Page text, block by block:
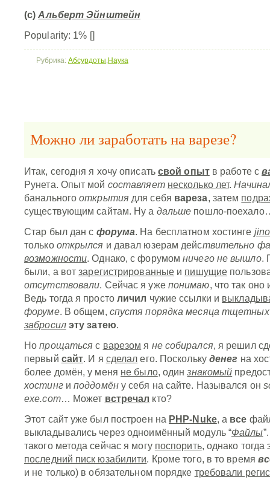
(с) Альберт Эйнштейн
Popularity: 1% []
Рубрика: Абсурдоты,Наука
Можно ли заработать на варезе?
Итак, сегодня я хочу описать свой опытв работе с
Рунета. Опыт мой составляет несколько лет.
банальногооткрытиядля себя вареза, затем
существующим сайтам. Ну а дальше пошло-
Стар был дан с форума. На бесплатном хостинге
только открылся и давал юзерам действительно
возможности. Однако, с форумомничего не вышло.
были, а вотзарегистрированные и пишущие
отсутствовали. Сейчас я уже понимаю, что так оно
Ведь тогда я просто личил чужие ссылки и
форуме. В общем, спустя порядка месяца
забросил эту затею.
Нопрощаться с варезом я не собирался, я решил
первый сайт. И я сделал его. Поскольку денег на
более домён, у меня не было, одинзнакомый
хостингиподдомёну себя на сайте. Назывался он
exe.com… Может встречал кто?
Этот сайт уже был построен на PHP-Nuke, а все
выкладывались через одноимённый модуль “Файлы
такого метода сейчас я могу поспорить, однако тогда
последний писк юзабилити. Кроме того, в то время
и не только) в обязательном порядке требовали